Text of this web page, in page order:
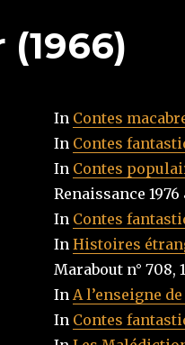
In Contes
In Contes
In Contes
Renaissance
In Contes
In Histoires
Marabout n° 708,
In A l’enseigne
In Contes